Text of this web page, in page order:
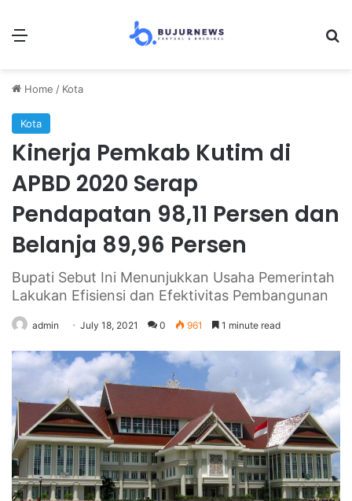
Menu
Home / Kota
Kota
Kinerja Pemkab Kutim di
APBD 2020 Serap
Pendapatan 98,11 Persen dan
Belanja 89,96 Persen
Bupati Sebut Ini Menunjukkan Usaha Pemerintah
Lakukan Efisiensi dan Efektivitas Pembangunan
admin July 18, 2021 0 961 1 minute read